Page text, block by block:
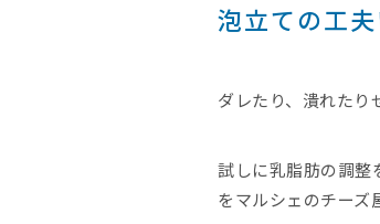
泡立ての工
ダレたり、潰れたり
試しに乳脂肪の調整
をマルシェのチーズ